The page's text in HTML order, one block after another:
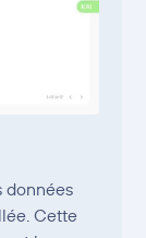
données
Cette